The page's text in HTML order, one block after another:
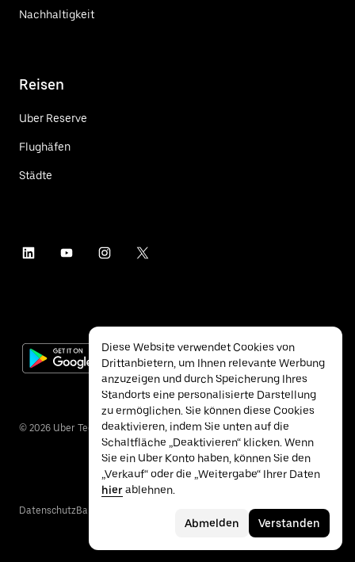
Nachhaltigkeit
Reisen
Uber Reserve
Flughäfen
Städte
© 2026 Uber Technologies Inc.
DatenschutzBarrierefreiheit
Diese Website verwendet Cookies von
Drittanbietern, um Ihnen relevante Werbung
anzuzeigen und durch Speicherung Ihres
Standorts eine personalisierte Darstellung
zu ermöglichen. Sie können diese Cookies
deaktivieren, indem Sie unten auf die
Schaltfläche „Deaktivieren“ klicken. Wenn
Sie ein Uber Konto haben, können Sie den
„Verkauf“ oder die „Weitergabe“ Ihrer Daten
hierablehnen.
Abmelden Verstanden